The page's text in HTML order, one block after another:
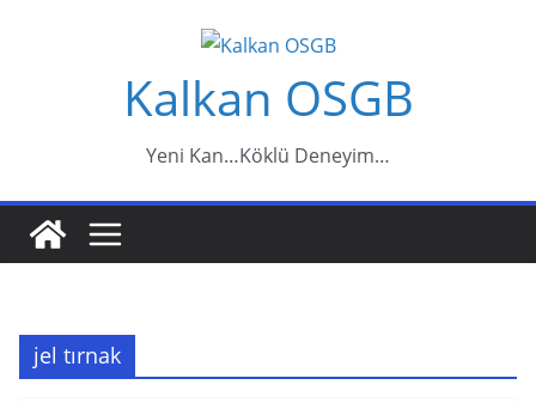
Kalkan OSGB
Yeni Kan…Köklü Deneyim…
jel tırnak